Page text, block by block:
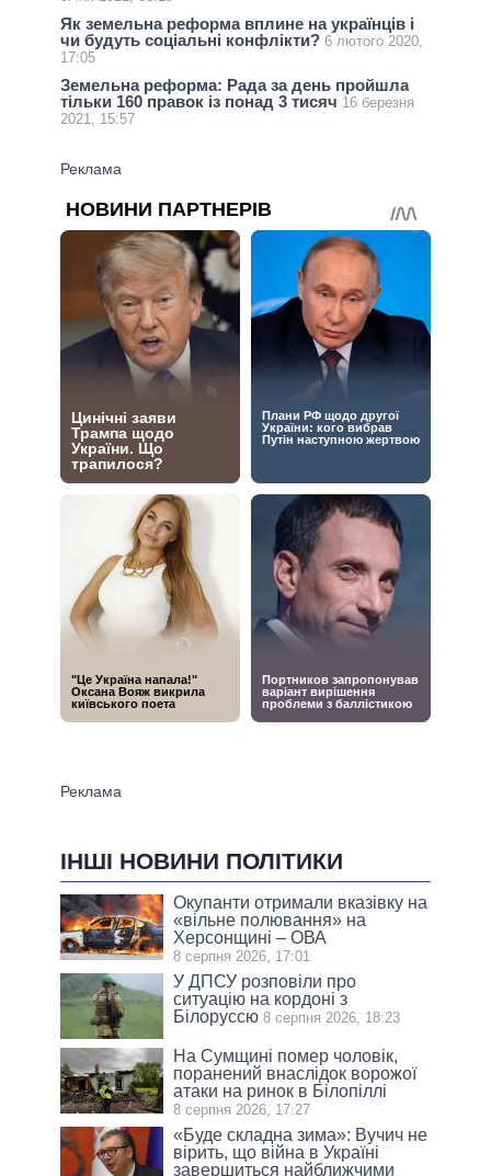
Як земельна реформа вплине на українців і
чи будуть соціальні конфлікти? 6 лютого 2020,
17:05
Земельна реформа: Рада за день пройшла
тільки 160 правок із понад 3 тисяч 16 березня
2021, 15:57
ІНШІ НОВИНИ ПОЛІТИКИ
Окупанти отримали вказівку на
«вільне полювання» на
Херсонщині – ОВА
8 серпня 2026, 17:01
У ДПСУ розповіли про
ситуацію на кордоні з
Білоруссю 8 серпня 2026, 18:23
На Сумщині помер чоловік,
поранений внаслідок ворожої
атаки на ринок в Білопіллі
8 серпня 2026, 17:27
«Буде складна зима»: Вучич не
вірить, що війна в Україні
завершиться найближчими